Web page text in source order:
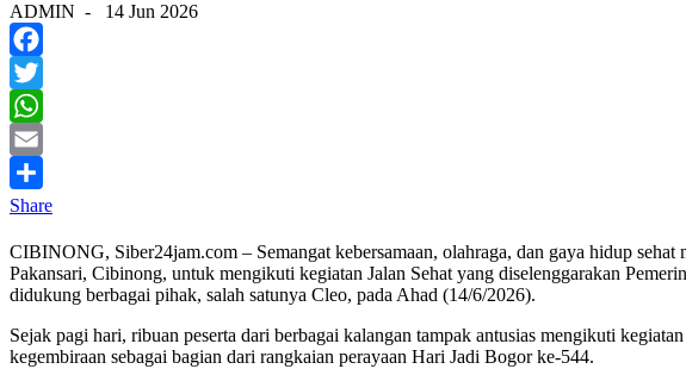
ADMIN - 14 Jun 2026
Facebook
Twitter
WhatsApp
Email
Share
CIBINONG, Siber24jam.com – Semangat kebersamaan, olahraga, dan gaya hidup
Pakansari, Cibinong, untuk mengikuti kegiatan Jalan Sehat yang diselenggarakan
didukung berbagai pihak, salah satunya Cleo, pada Ahad (14/6/2026).
Sejak pagi hari, ribuan peserta dari berbagai kalangan tampak antusias mengikuti
kegembiraan sebagai bagian dari rangkaian perayaan Hari Jadi Bogor ke-544.